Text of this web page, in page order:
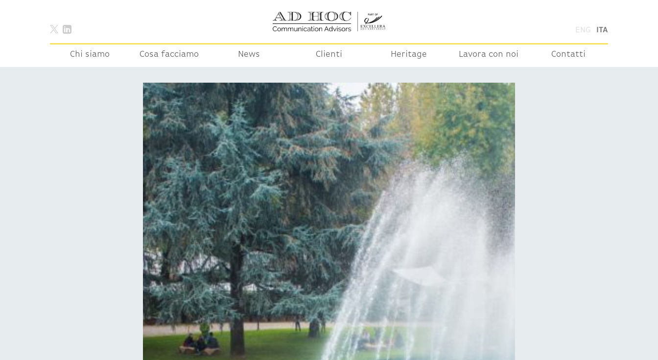
ENG ITA
Chi siamo Cosa facciamo News Clienti Heritage Lavora con noi Contatti